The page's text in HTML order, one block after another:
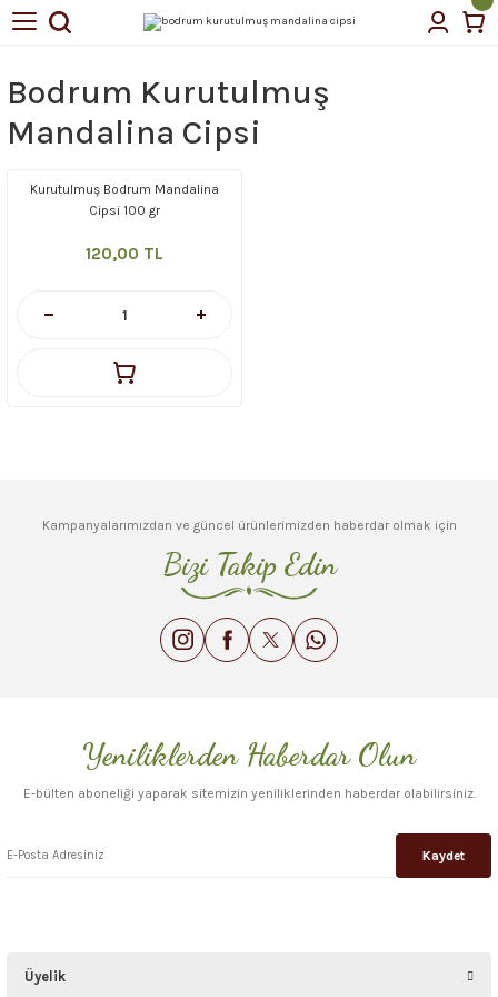
Geri Dön
Geri Dön
Yağı
Bodrum Kurutulmuş
Mandalina Cipsi
Kurutulmuş Bodrum Mandalina
Cipsi 100 gr
120,00 TL
Kampanyalarımızdan ve güncel ürünlerimizden haberdar olmak için
Bizi Takip Edin
Yeniliklerden Haberdar Olun
E-bülten aboneliği yaparak sitemizin yeniliklerinden haberdar olabilirsiniz.
Kaydet
Üyelik